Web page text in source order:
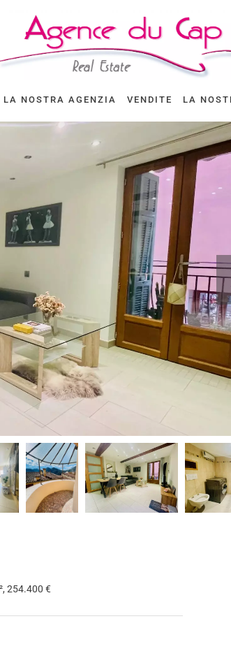
LA NOSTRA AGENZIA VENDITE LA
254.400 €